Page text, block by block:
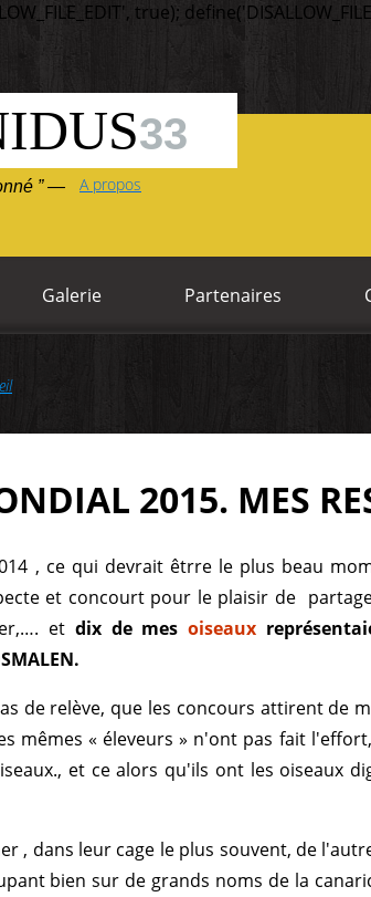
true);
33
” — A propos
Galerie Partenaires
2015. MES
, ce qui devrait êtrre le plus beau
et concourt pour le plaisir de
etdix de mesoiseaux
de relève, que les concours attirent de
mêmes « éleveurs » n'ont pas fait
et ce alors qu'ils ont les oiseaux
, dans leur cage le plus souvent, de
bien sur de grands noms de la